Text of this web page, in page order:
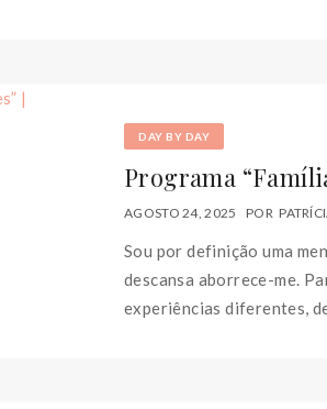
DAY BY DAY
Programa
AGOSTO 24, 2025 POR
Sou por definição uma
descansa aborrece-me.
experiências diferentes,